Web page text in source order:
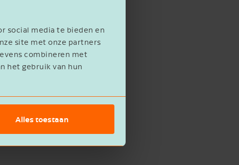
social media te bieden en
site met onze partners
combineren met
het gebruik van hun
Alles toestaan